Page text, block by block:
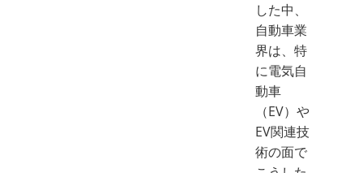
した中、
自動車業
界は、特
に電気自
動車
（EV）や
EV関連技
術の面で